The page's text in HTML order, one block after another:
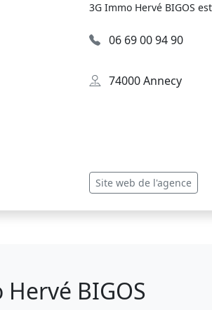
3G Immo Hervé BIGOS
06 69 00 94 90
74000 Annecy
Site web de l'agence
BIGOS